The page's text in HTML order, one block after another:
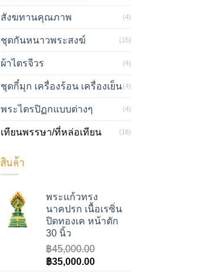
สังฆทานคุณภาพ (4)
ชุดกันหนาวพระสงฆ์ (15)
ผ้าไตรจีวร (4)
ชุดกี๋มุก เครื่องร้อน เครื่องเย็น (4)
พระไตรปิฏกแบบต่างๆ (4)
เทียนพรรษา/ที่หล่อเทียน (18)
สินค้า
พระแก้วทรง
นาคปรก เนื้อเรซิ่น
ปิดทองเค หน้าตัก
30 นิ้ว
฿45,000.00
Original
฿35,000.00Current